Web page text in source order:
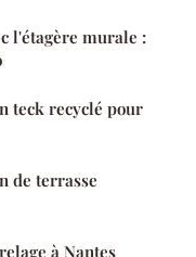
l'étagère murale :
teck recyclé pour
de terrasse
à Nantes